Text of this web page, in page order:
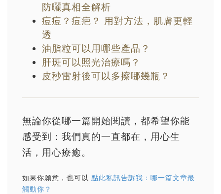
防曬真相全解析
痘痘？痘疤？ 用對方法，肌膚更輕
透
油脂粒可以用哪些產品？
肝斑可以照光治療嗎？
皮秒雷射後可以多擦哪幾瓶？
無論你從哪一篇開始閱讀，都希望你能
感受到：我們真的一直都在，用心生
活，用心療癒。
如果你願意，也可以 點此私訊告訴我：哪一篇文章最
觸動你？